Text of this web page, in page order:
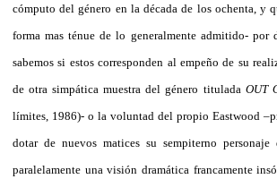
cómputo del género en la década de los ochenta, y
forma mas ténue de lo generalmente admitido- por
sabemos si estos corresponden al empeño de su
de otra simpática muestra del género titulada OUT
límites, 1986)- o la voluntad del propio Eastwood
dotar de nuevos matices su sempiterno
paralelamente una visión dramática francamente